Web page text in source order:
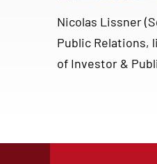
Nicolas Lissner
Public Relations,
of Investor &